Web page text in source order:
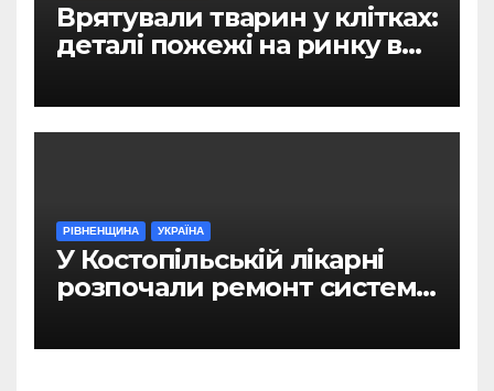
Врятували тварин у клітках:
деталі пожежі на ринку в
РІВНЕНЩИНА УКРАЇНА
У Костопільській лікарні
розпочали ремонт системи